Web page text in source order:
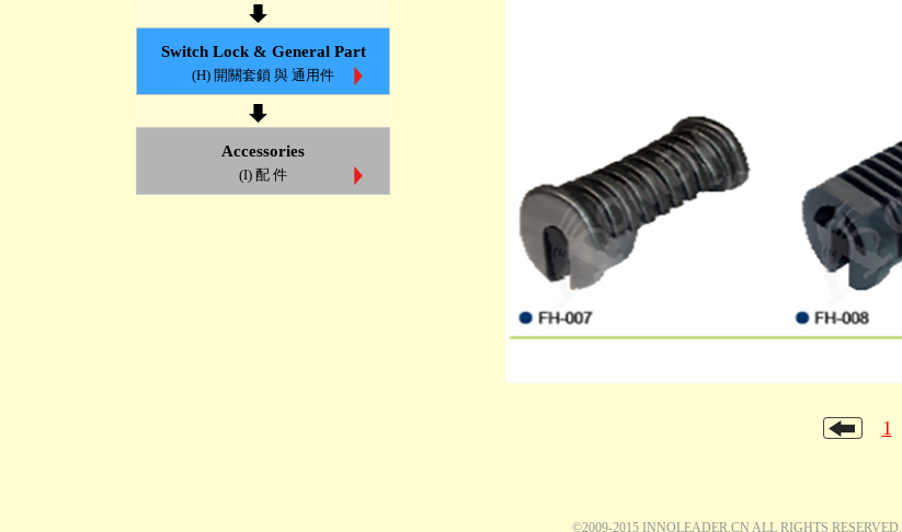
Switch Lock & General Part
(H) 開關套鎖 與 通用件
Accessories
(I) 配 件
1
©2009-2015 INNOLEADER.CN ALL RIGHTS RESERVED.